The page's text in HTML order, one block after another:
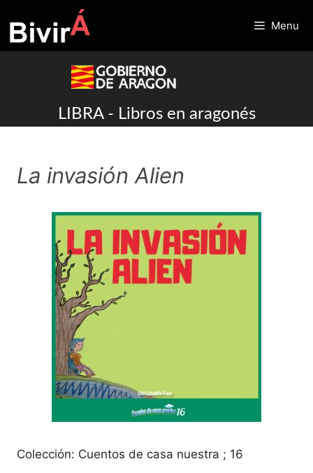
to
content
Menu
LIBRA - Libros en aragonés
La invasión Alien
Colección: Cuentos de casa nuestra ; 16